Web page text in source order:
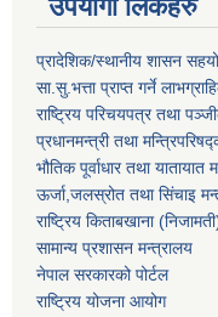
उपयोगी लिंकहरु
प्रादेशिक/स्थानीय शासन
सा.सु.भत्ता प्राप्त गर्ने
राष्ट्रिय परिचयपत्र तथा
प्रधानमन्त्री तथा
भौतिक पूर्वाधार तथा यातायात
ऊर्जा,जलस्रोत तथा सिंचाइ
राष्ट्रिय किताबखाना
सामान्य प्रशासन मन्त्रालय
नेपाल सरकारको पोर्टल
राष्ट्रिय योजना आयोग